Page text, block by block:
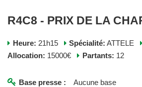
Heure: 21h15 Spécialité: ATTELE
Allocation: 15000€ Partants: 12
Base presse : Aucune base